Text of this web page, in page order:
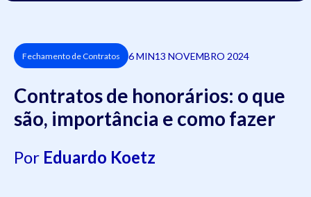
Fechamento de Contratos 6 MIN13 NOVEMBRO 2024
Contratos de honorários: o que
são, importância e como fazer
Por Eduardo Koetz